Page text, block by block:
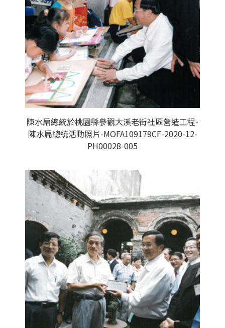
陳水扁總統於桃園縣參觀大溪老街社區營造工程-
陳水扁總統活動照片-MOFA109179CF-2020-12-
PH00028-005